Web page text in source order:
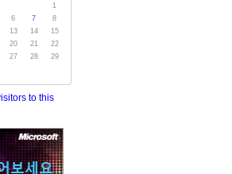
1
6 7
8
13 14
15
20 21
22
27 28
29